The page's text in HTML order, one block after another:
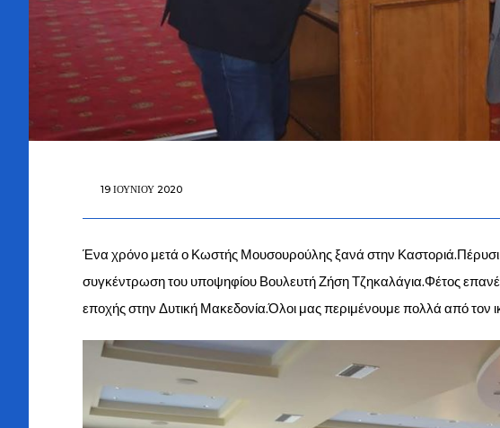
19 ΙΟΥΝΊΟΥ 2020
Ένα χρόνο μετά ο Κωστής Μουσουρούλης ξανά στην Καστοριά.Πέρυσι
συγκέντρωση του υποψηφίου Βουλευτή Ζήση Τζηκαλάγια.Φέτος
εποχής στην Δυτική Μακεδονία.Όλοι μας περιμένουμε πολλά από τον